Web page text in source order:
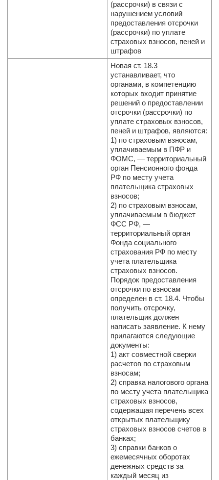
(рассрочки) в связи с
нарушением условий
предоставления отсрочки
(рассрочки) по уплате
страховых взносов, пеней и
штрафов
Новая ст. 18.3
устанавливает, что
органами, в компетенцию
которых входит принятие
решений о предоставлении
отсрочки (рассрочки) по
уплате страховых взносов,
пеней и штрафов, являются:
1) по страховым взносам,
уплачиваемым в ПФР и
ФОМС, — территориальный
орган Пенсионного фонда
РФ по месту учета
плательщика страховых
взносов;
2) по страховым взносам,
уплачиваемым в бюджет
ФСС РФ, —
территориальный орган
Фонда социального
страхования РФ по месту
учета плательщика
страховых взносов.
Порядок предоставления
отсрочки по взносам
определен в ст. 18.4. Чтобы
получить отсрочку,
плательщик должен
написать заявление. К нему
прилагаются следующие
документы:
1) акт совместной сверки
расчетов по страховым
взносам;
2) справка налогового органа
по месту учета плательщика
страховых взносов,
содержащая перечень всех
открытых плательщику
страховых взносов счетов в
банках;
3) справки банков о
ежемесячных оборотах
денежных средств за
каждый месяц из